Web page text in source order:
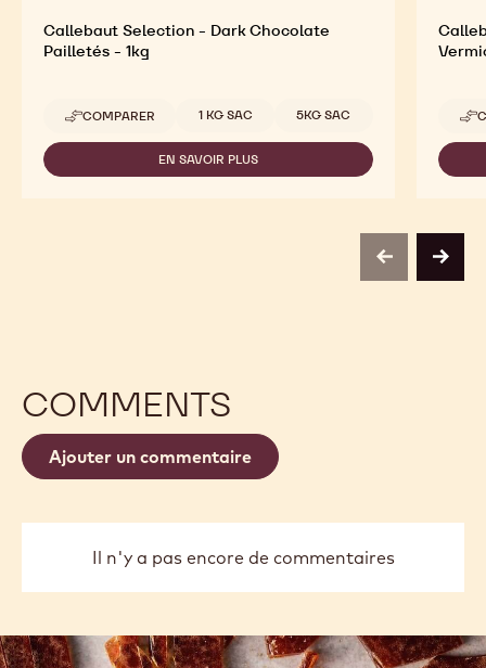
Callebaut Selection - Dark Chocolate
Pailletés - 1kg
COMPARER
-
CALLEBAUT
SELECTION
-
Tailles disponibles
1 KG SAC 5KG SAC
EN SAVOIR PLUS
-
previousnext
COMMENTS
Ajouter un commentaire
Il n'y a pas encore de commentaires